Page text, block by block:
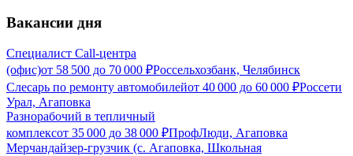
Вакансии дня
Специалист Call-центра
(офис)от 58 500 до 70 000 ₽Россельхозбанк, Челябинск
Слесарь по ремонту автомобилейот 40 000 до 60 000 ₽Россети
Урал, Агаповка
Разнорабочий в тепличный
комплексот 35 000 до 38 000 ₽ПрофЛюди, Агаповка
Мерчандайзер-грузчик (с. Агаповка, Школьная